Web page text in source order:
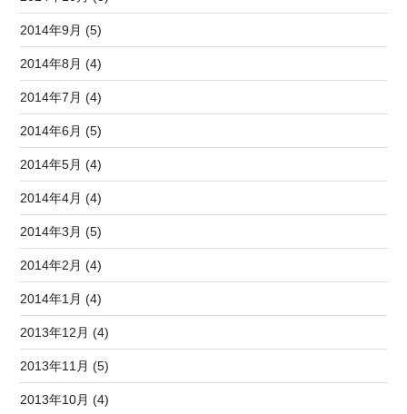
2014年9月 (5)
2014年8月 (4)
2014年7月 (4)
2014年6月 (5)
2014年5月 (4)
2014年4月 (4)
2014年3月 (5)
2014年2月 (4)
2014年1月 (4)
2013年12月 (4)
2013年11月 (5)
2013年10月 (4)